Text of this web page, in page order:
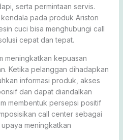
serta permintaan servis.
pada produk Ariston
cuci bisa menghubungi call
cepat dan tepat.
meningkatkan kepuasan
Ketika pelanggan dihadapkan
informasi produk, akses
dan dapat diandalkan
membentuk persepsi positif
call center sebagai
meningkatkan